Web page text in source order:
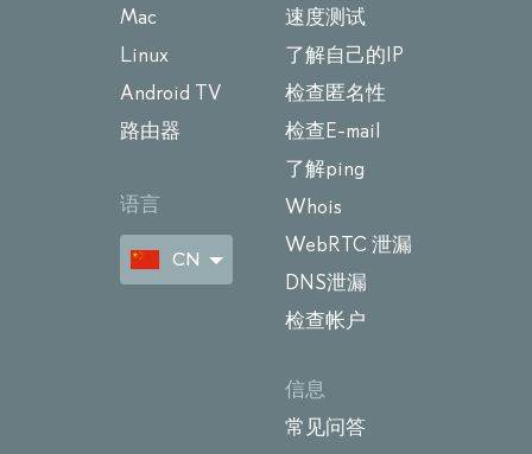
Mac
Linux
Android TV
路由器
语言
CN
速度测试
了解自己的IP
检查匿名性
检查E-mail
了解ping
Whois
WebRTC 泄漏
DNS泄漏
检查帐户
信息
常见问答